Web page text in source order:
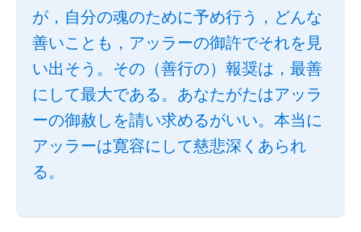
が，自分の魂のために予め行う，どんな
善いことも，アッラーの御許でそれを見
い出そう。その（善行の）報奨は，最善
にして最大である。あなたがたはアッラ
ーの御赦しを請い求めるがいい。本当に
アッラーは寛容にして慈悲深くあられ
る。